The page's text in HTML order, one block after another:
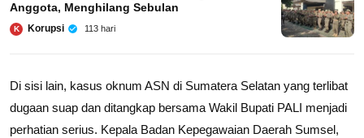
Anggota, Menghilang Sebulan
K Korupsi 113 hari
Di sisi lain, kasus oknum ASN di Sumatera Selatan yang terlibat
dugaan suap dan ditangkap bersama Wakil Bupati PALI menjadi
perhatian serius. Kepala Badan Kepegawaian Daerah Sumsel,